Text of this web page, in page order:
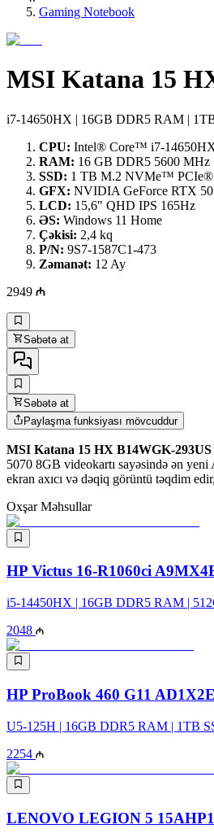
Gaming Notebook
MSI Katana 15
i7-14650HX | 16GB DDR5 RAM |
CPU: Intel® Core™ i7-
RAM: 16 GB DDR5 5600 MHz
SSD: 1 TB M.2 NVMe™ PCIe®
GFX: NVIDIA GeForce RTX
LCD: 15,6" QHD IPS 165Hz
ƏS: Windows 11 Home
Çəkisi: 2,4 kq
P/N: 9S7-1587C1-473
Zəmanət: 12 Ay
2949
Səbətə at
Səbətə at
Paylaşma funksiyası mövcuddur
MSI Katana 15 HX B14WGK-293US
5070 8GB videokartı sayəsində ən
ekran axıcı və dəqiq görüntü təqdim
Oxşar Məhsullar
HP Victus 16-R1060ci
i5-14450HX | 16GB DDR5 RAM |
2048
HP ProBook 460 G11
U5-125H | 16GB DDR5 RAM | 1TB
2254
LENOVO LEGION 5